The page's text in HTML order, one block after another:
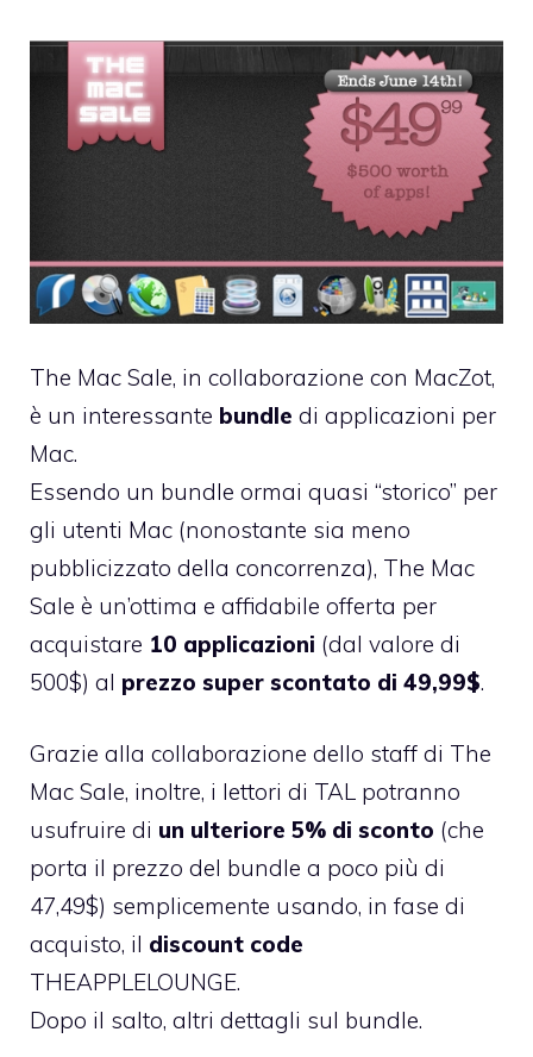
The Mac Sale, in collaborazione con MacZot,
è un interessante bundle di applicazioni per
Mac.
Essendo un bundle ormai quasi “storico” per
gli utenti Mac (nonostante sia meno
pubblicizzato della concorrenza), The Mac
Sale è un’ottima e affidabile offerta per
acquistare 10 applicazioni (dal valore di
500$) al prezzo super scontato di 49,99$.
Grazie alla collaborazione dello staff di The
Mac Sale, inoltre, i lettori di TAL potranno
usufruire di un ulteriore 5% di sconto (che
porta il prezzo del bundle a poco più di
47,49$) semplicemente usando, in fase di
acquisto, il discount code
THEAPPLELOUNGE.
Dopo il salto, altri dettagli sul bundle.